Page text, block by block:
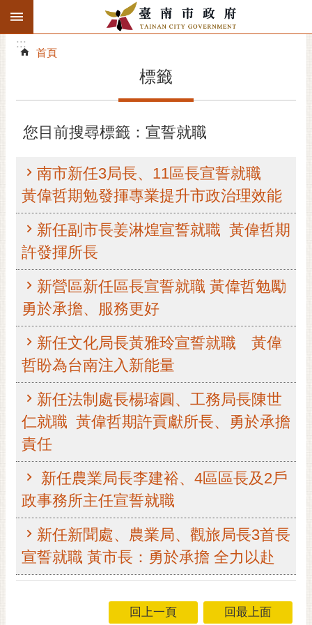
跳到主要內容區塊
搜
階
精彩府城
市府團隊
主題服務
市政資訊
市民互動
黃
哲
花
泉
桐
祭
導
覽
:::
:::
首頁
標籤
您目前搜尋標籤：宣誓就職
南市新任3局長、11區長宣誓就職
黃偉哲期勉發揮專業提升市政治理效能
新任副市長姜淋煌宣誓就職 黃偉哲期
許發揮所長
新營區新任區長宣誓就職 黃偉哲勉勵
勇於承擔、服務更好
新任文化局長黃雅玲宣誓就職 黃偉
哲盼為台南注入新能量
新任法制處長楊璿圓、工務局長陳世
仁就職 黃偉哲期許貢獻所長、勇於承擔
責任
新任農業局長李建裕、4區區長及2戶
政事務所主任宣誓就職
新任新聞處、農業局、觀旅局長3首長
宣誓就職 黃市長：勇於承擔 全力以赴
回上一頁 回最上面